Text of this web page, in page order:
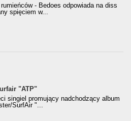
- Bedoes odpowiada na diss
spięciem w...
VIDEO
"ATP"
singiel promujący nadchodzący album
SurfAir "...